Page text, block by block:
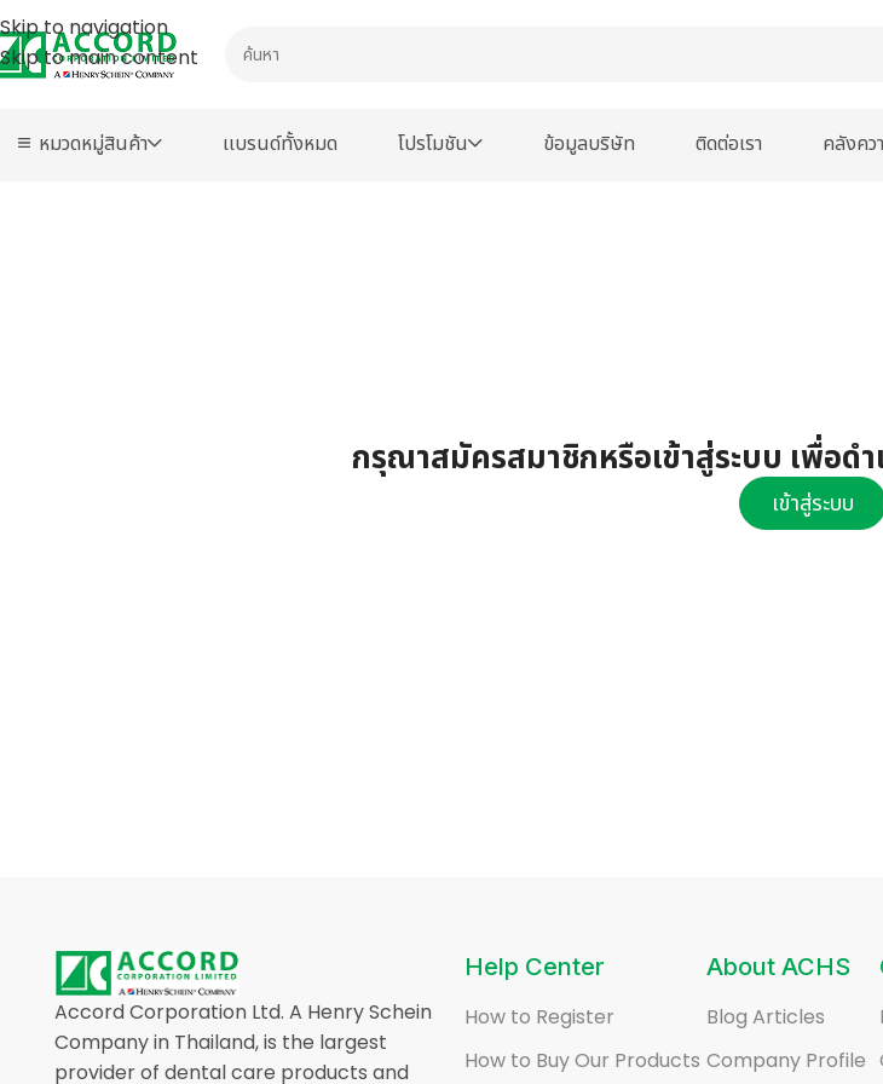
Skip to navigation
Skip to main content
หมวดหมู่สินค้า เเบรนด์ทั้งหมด โปรโมชัน ข้อมูลบริษัท ติดต่อเรา คลังคว
กรุณาสมัครสมาชิกหรือเข้าสู่ระบบ เพื่อด
เข้าสู่ระบบ
Accord Corporation Ltd. A Henry Schein
Company in Thailand, is the largest
provider of dental care products and
Help Center
How to Register
How to Buy Our Products
About ACHS
Blog Articles
Company Profile